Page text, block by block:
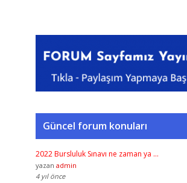
Güncel forum konuları
2022 Bursluluk Sınavı ne zaman ya …
yazan admin
4 yıl önce